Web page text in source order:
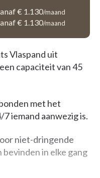
€ 1.130/maand
€ 1.130/maand
Vlaspand uit
capaciteit van 45
met het
iemand aanwezig is.
niet-dringende
bevinden in elke gang